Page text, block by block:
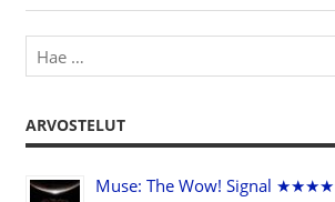
ARVOSTELUT
Muse: The Wow! Signal